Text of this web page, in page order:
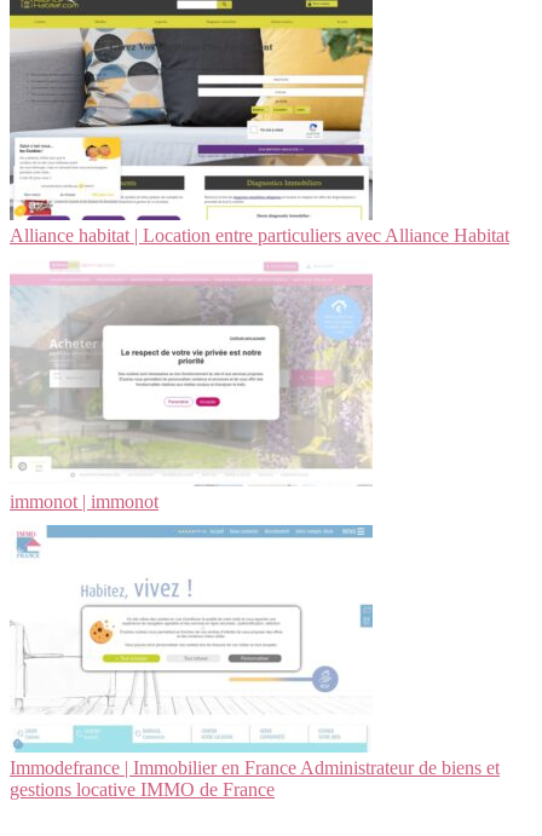
Alliance habitat | Location entre par­ticu­liers avec Alliance Habitat
immonot | immonot
Im­mo­defran­ce | Immobilier en France Ad­ministra­teur de biens et
gestions locative IMMO de France